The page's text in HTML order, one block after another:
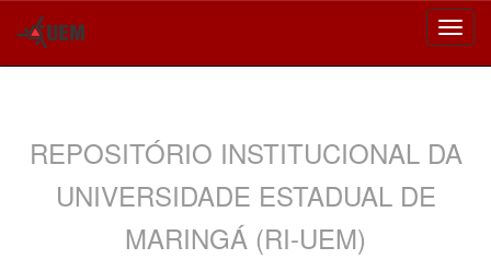
REPOSITÓRIO INSTITUCIONAL DA
UNIVERSIDADE ESTADUAL DE
MARINGÁ (RI-UEM)